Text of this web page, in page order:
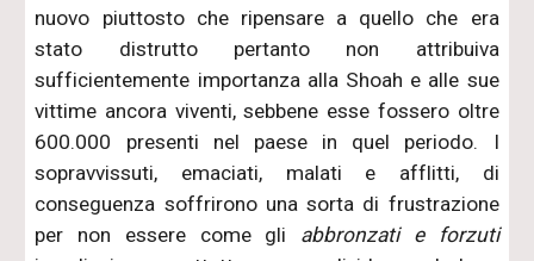
nuovo piuttosto che ripensare a quello che era
stato distrutto pertanto non attribuiva
sufficientemente importanza alla Shoah e alle sue
vittime ancora viventi, sebbene esse fossero oltre
600.000 presenti nel paese in quel periodo. I
sopravvissuti, emaciati, malati e afflitti, di
conseguenza soffrirono una sorta di frustrazione
per non essere come gli abbronzati e forzuti